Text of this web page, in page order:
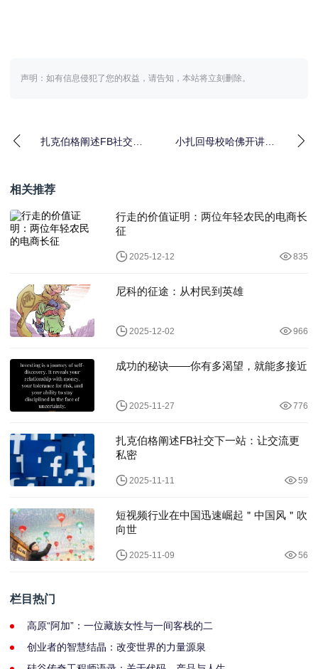
声明：如有信息侵犯了您的权益，请告知，本站将立刻删除。
扎克伯格阐述FB社交下
小扎回母校哈佛开讲：
相关推荐
行走的价值证明：两位年轻农民的电商长
征
2025-12-12 835
尼科的征途：从村民到英雄
2025-12-02 966
成功的秘诀——你有多渴望，就能多接近
2025-11-27 776
扎克伯格阐述FB社交下一站：让交流更
私密
2025-11-11 59
短视频行业在中国迅速崛起＂中国风＂吹
向世
2025-11-09 56
栏目热门
高原“阿加”：一位藏族女性与一间客栈的二
创业者的智慧结晶：改变世界的力量源泉